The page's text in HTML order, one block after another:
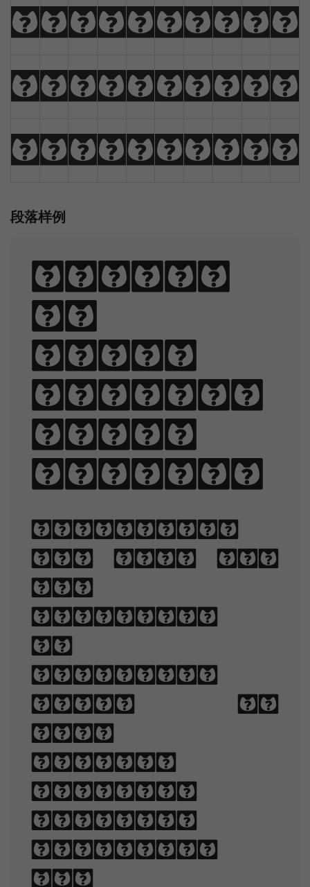
!@#$%^&*()
_+-={}|[]?
:;"'<>,./\
段落样例
Sphinx
of
black
quartz,
judge
my vow.
Typography
is the art
and
technique
of
arranging
type to
make
written
language
legible,
readable,
and